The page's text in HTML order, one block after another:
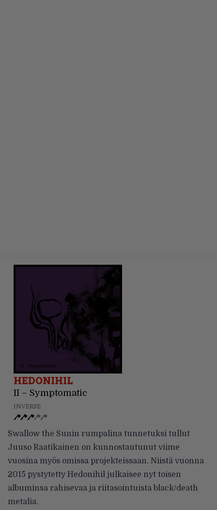
HEDONIHIL
II – Symptomatic
INVERSE
Swallow the Sunin rumpalina tunnetuksi tullut
Juuso Raatikainen on kunnostautunut viime
vuosina myös omissa projekteissaan. Niistä vuonna
2015 pystytetty Hedonihil julkaisee nyt toisen
albuminsa rahisevaa ja riitasointuista black/death
metalia.